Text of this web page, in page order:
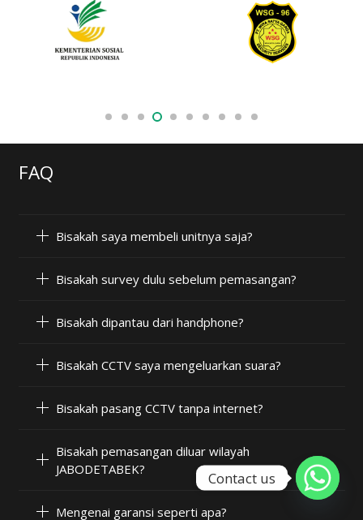
FAQ
Bisakah saya membeli unitnya saja?
Bisakah survey dulu sebelum pemasangan?
Bisakah dipantau dari handphone?
Bisakah CCTV saya mengeluarkan suara?
Bisakah pasang CCTV tanpa internet?
Bisakah pemasangan diluar wilayah
JABODETABEK?
Mengenai garansi seperti apa?
Contact us